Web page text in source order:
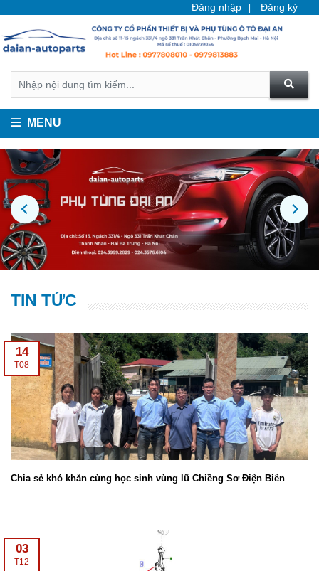
Đăng nhập Đăng ký
MENU
TIN TỨC
14
T08
Chia sẻ khó khăn cùng học sinh vùng lũ Chiềng Sơ Điện Biên
03
T12